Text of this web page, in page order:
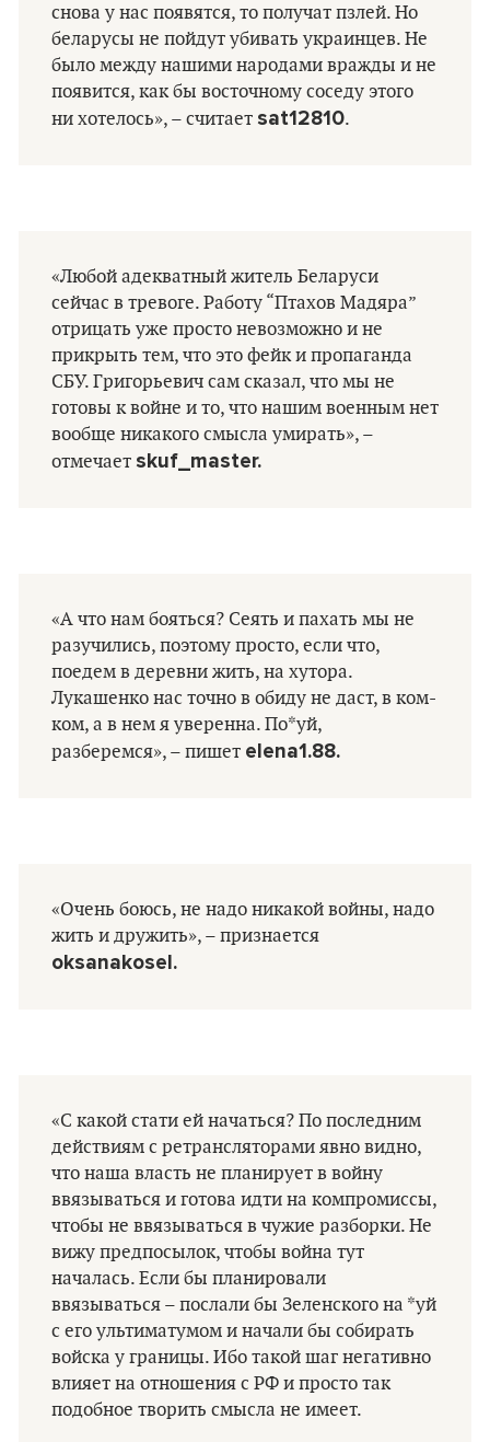
снова у нас появятся, то получат пзлей. Но
беларусы не пойдут убивать украинцев. Не
было между нашими народами вражды и не
появится, как бы восточному соседу этого
ни хотелось», – считает sat12810.
«Любой адекватный житель Беларуси
сейчас в тревоге. Работу “Птахов Мадяра”
отрицать уже просто невозможно и не
прикрыть тем, что это фейк и пропаганда
СБУ. Григорьевич сам сказал, что мы не
готовы к войне и то, что нашим военным нет
вообще никакого смысла умирать», –
отмечает skuf_master.
«А что нам бояться? Сеять и пахать мы не
разучились, поэтому просто, если что,
поедем в деревни жить, на хутора.
Лукашенко нас точно в обиду не даст, в ком-
ком, а в нем я уверенна. По*уй,
разберемся», – пишет elena1.88.
«Очень боюсь, не надо никакой войны, надо
жить и дружить», – признается
oksanakosel.
«С какой стати ей начаться? По последним
действиям с ретрансляторами явно видно,
что наша власть не планирует в войну
ввязываться и готова идти на компромиссы,
чтобы не ввязываться в чужие разборки. Не
вижу предпосылок, чтобы война тут
началась. Если бы планировали
ввязываться – послали бы Зеленского на *уй
с его ультиматумом и начали бы собирать
войска у границы. Ибо такой шаг негативно
влияет на отношения с РФ и просто так
подобное творить смысла не имеет.